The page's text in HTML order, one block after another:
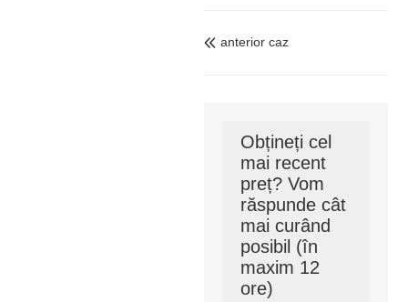
 anterior caz
Obțineți cel
mai recent
preț? Vom
răspunde cât
mai curând
posibil (în
maxim 12
ore)